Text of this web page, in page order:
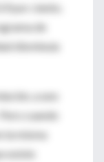
por ciento.
de
disminuía
a uno
cuando
la misma
existe